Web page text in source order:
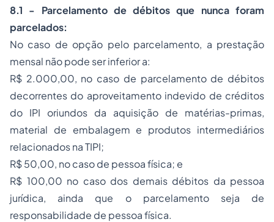
8.1 - Parcelamento de débitos que nunca foram
parcelados:
No caso de opção pelo parcelamento, a prestação
mensal não pode ser inferior a:
R$ 2.000,00, no caso de parcelamento de débitos
decorrentes do aproveitamento indevido de créditos
do IPI oriundos da aquisição de matérias-primas,
material de embalagem e produtos intermediários
relacionados na TIPI;
R$ 50,00, no caso de pessoa física; e
R$ 100,00 no caso dos demais débitos da pessoa
jurídica, ainda que o parcelamento seja de
responsabilidade de pessoa física.